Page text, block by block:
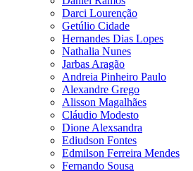
Darci Lourenção
Getúlio Cidade
Hernandes Dias Lopes
Nathalia Nunes
Jarbas Aragão
Andreia Pinheiro Paulo
Alexandre Grego
Alisson Magalhães
Cláudio Modesto
Dione Alexsandra
Ediudson Fontes
Edmilson Ferreira Mendes
Fernando Sousa